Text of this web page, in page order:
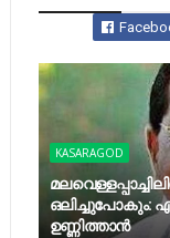
KASARAGOD
ഒലിച്ചുപോകും:
ഉണ്ണിത്താന്‍